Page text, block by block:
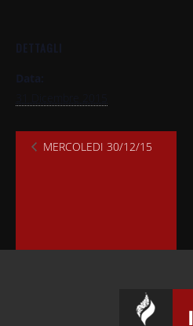
DETTAGLI
Data:
MERCOLEDI 30/12/15